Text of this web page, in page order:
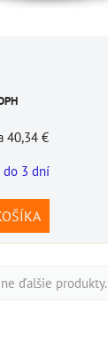
40,34 €
do 3 dní
ďalšie produkty.